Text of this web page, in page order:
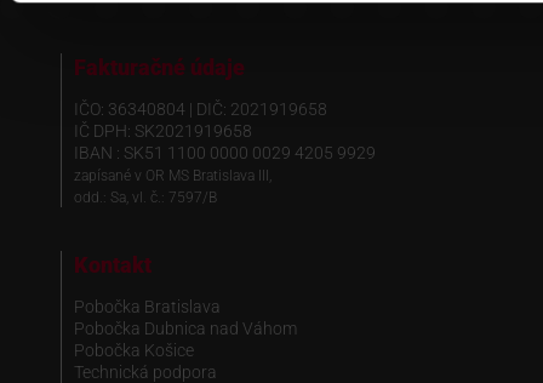
Fakturačné údaje
IČO: 36340804 | DIČ: 2021919658
IČ DPH: SK2021919658
IBAN : SK51 1100 0000 0029 4205 9929
zapísané v OR MS Bratislava III,
odd.: Sa, vl. č.: 7597/B
Kontakt
Pobočka Bratislava
Pobočka Dubnica nad Váhom
Pobočka Košice
Technická podpora